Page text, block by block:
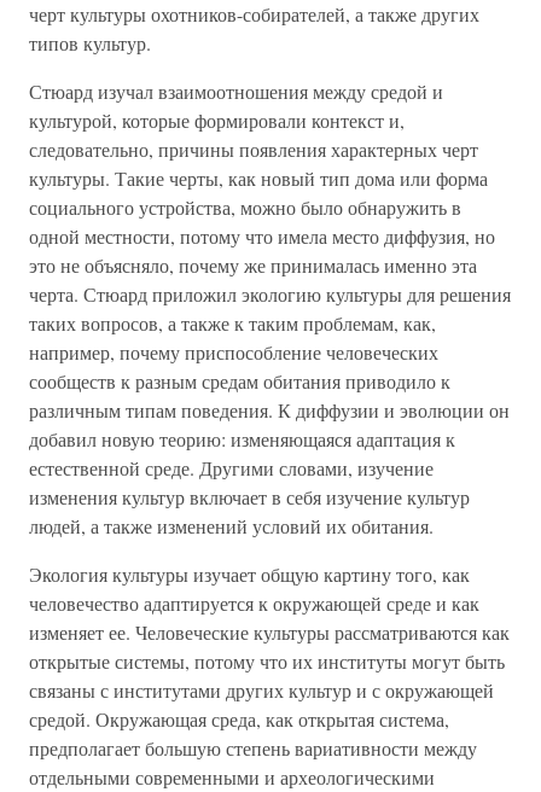
черт культуры охотников-собирателей, а также других
типов культур.
Стюард изучал взаимоотношения между средой и
культурой, которые формировали контекст и,
следовательно, причины появления характерных черт
культуры. Такие черты, как новый тип дома или форма
социального устройства, можно было обнаружить в
одной местности, потому что имела место диффузия, но
это не объясняло, почему же принималась именно эта
черта. Стюард приложил экологию культуры для решения
таких вопросов, а также к таким проблемам, как,
например, почему приспособление человеческих
сообществ к разным средам обитания приводило к
различным типам поведения. К диффузии и эволюции он
добавил новую теорию: изменяющаяся адаптация к
естественной среде. Другими словами, изучение
изменения культур включает в себя изучение культур
людей, а также изменений условий их обитания.
Экология культуры изучает общую картину того, как
человечество адаптируется к окружающей среде и как
изменяет ее. Человеческие культуры рассматриваются как
открытые системы, потому что их институты могут быть
связаны с институтами других культур и с окружающей
средой. Окружающая среда, как открытая система,
предполагает большую степень вариативности между
отдельными современными и археологическими